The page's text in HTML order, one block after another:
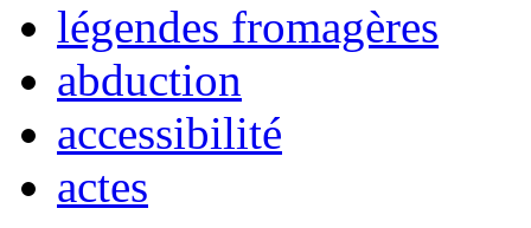
légendes fromagères
abduction
accessibilité
actes